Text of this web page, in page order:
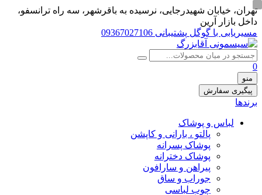
تهران، خيابان شهيدرجايى، نرسیده به باقرشهر، سه راه ترانسفو،
داخل بازار آرین
مسیریابی با گوگل پشتیبانی 09367027106
0
منو
پیگیری سفارش
برندها
لباس و پوشاک
پالتو ، بارانی و کاپشن
پوشاک پسرانه
پوشاک دخترانه
پیراهن و سارافون
جوراب و ساق
چوب لباسی